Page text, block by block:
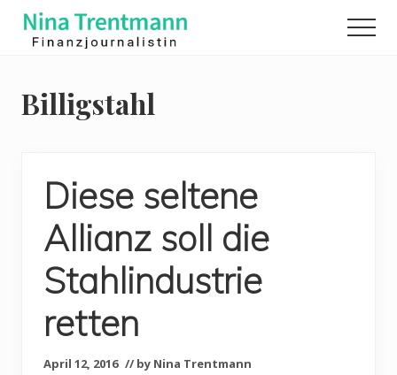
Menu
Skip
Billigstahl
Diese seltene
Allianz soll die
Stahlindustrie
retten
April 12, 2016 // by Nina Trentmann